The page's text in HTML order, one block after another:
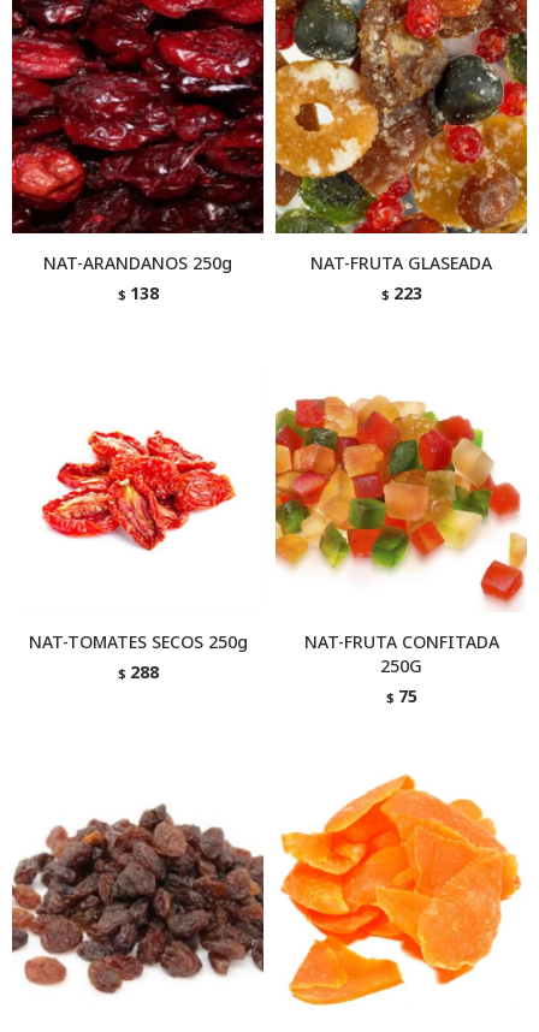
NAT-ARANDANOS 250g
$ 138
NAT-FRUTA GLASEADA
$ 223
NAT-TOMATES SECOS 250g
$ 288
NAT-FRUTA CONFITADA
250G
$ 75